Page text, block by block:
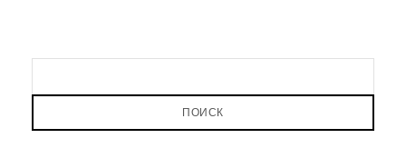
ПОИСК